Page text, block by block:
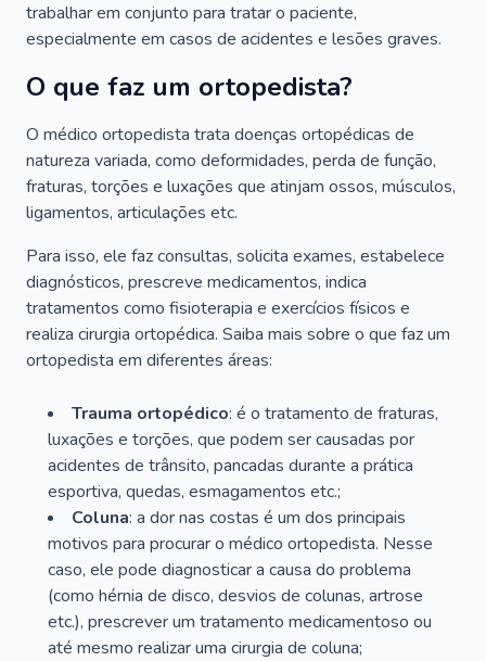
trabalhar em conjunto para tratar o paciente,
especialmente em casos de acidentes e lesões graves.
O que faz um ortopedista?
O médico ortopedista trata doenças ortopédicas de
natureza variada, como deformidades, perda de função,
fraturas, torções e luxações que atinjam ossos, músculos,
ligamentos, articulações etc.
Para isso, ele faz consultas, solicita exames, estabelece
diagnósticos, prescreve medicamentos, indica
tratamentos como fisioterapia e exercícios físicos e
realiza cirurgia ortopédica. Saiba mais sobre o que faz um
ortopedista em diferentes áreas:
Trauma ortopédico: é o tratamento de fraturas,
luxações e torções, que podem ser causadas por
acidentes de trânsito, pancadas durante a prática
esportiva, quedas, esmagamentos etc.;
Coluna: a dor nas costas é um dos principais
motivos para procurar o médico ortopedista. Nesse
caso, ele pode diagnosticar a causa do problema
(como hérnia de disco, desvios de colunas, artrose
etc.), prescrever um tratamento medicamentoso ou
até mesmo realizar uma cirurgia de coluna;